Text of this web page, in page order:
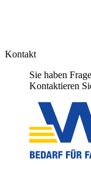
Kontakt
Sie haben
Kontaktieren